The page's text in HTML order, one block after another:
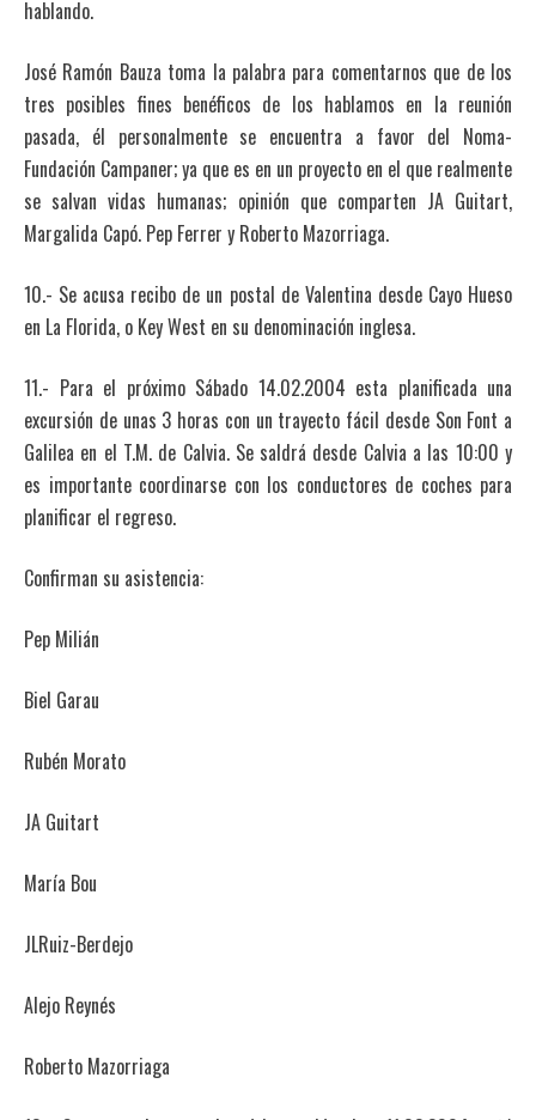
hablando.
José Ramón Bauza toma la palabra para comentarnos que de los
tres posibles fines benéficos de los hablamos en la reunión
pasada, él personalmente se encuentra a favor del Noma-
Fundación Campaner; ya que es en un proyecto en el que realmente
se salvan vidas humanas; opinión que comparten JA Guitart,
Margalida Capó. Pep Ferrer y Roberto Mazorriaga.
10.- Se acusa recibo de un postal de Valentina desde Cayo Hueso
en La Florida, o Key West en su denominación inglesa.
11.- Para el próximo Sábado 14.02.2004 esta planificada una
excursión de unas 3 horas con un trayecto fácil desde Son Font a
Galilea en el T.M. de Calvia. Se saldrá desde Calvia a las 10:00 y
es importante coordinarse con los conductores de coches para
planificar el regreso.
Confirman su asistencia:
Pep Milián
Biel Garau
Rubén Morato
JA Guitart
María Bou
JLRuiz-Berdejo
Alejo Reynés
Roberto Mazorriaga